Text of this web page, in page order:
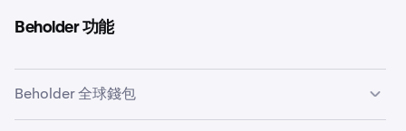
Beholder 功能
Beholder 全球錢包